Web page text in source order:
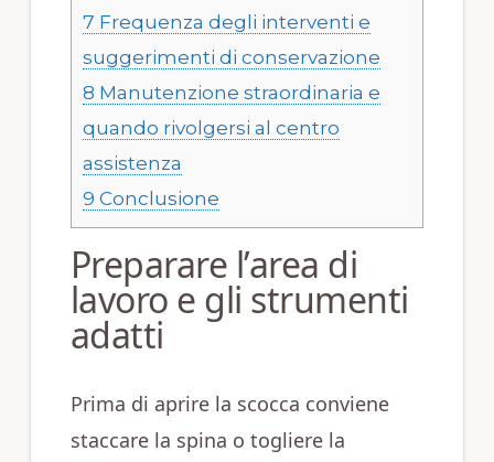
7 Frequenza degli interventi e
suggerimenti di conservazione
8 Manutenzione straordinaria e
quando rivolgersi al centro
assistenza
9 Conclusione
Preparare l’area di
lavoro e gli strumenti
adatti
Prima di aprire la scocca conviene
staccare la spina o togliere la